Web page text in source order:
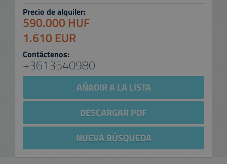
Precio de alquiler:
590.000 HUF
1.610 EUR
Contáctenos:
+3613540980
AÑADIR A LA LISTA
DESCARGAR PDF
NUEVA BÚSQUEDA